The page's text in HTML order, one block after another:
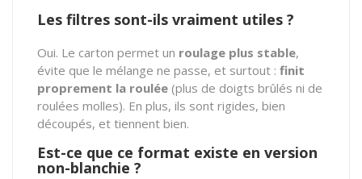
Les filtres sont-ils vraiment utiles ?
Oui. Le carton permet un roulage plus stable,
évite que le mélange ne passe, et surtout : finit
proprement la roulée (plus de doigts brûlés ni de
roulées molles). En plus, ils sont rigides, bien
découpés, et tiennent bien.
Est-ce que ce format existe en version
non-blanchie ?